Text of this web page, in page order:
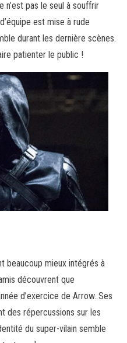
n’est pas le seul à souffrir
est mise à rude
durant les dernière scènes.
patienter le public !
beaucoup mieux intégrés à
découvrent que
d’exercice de Arrow. Ses
des répercussions sur les
du super-vilain semble